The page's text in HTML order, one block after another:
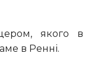
в Ренні.